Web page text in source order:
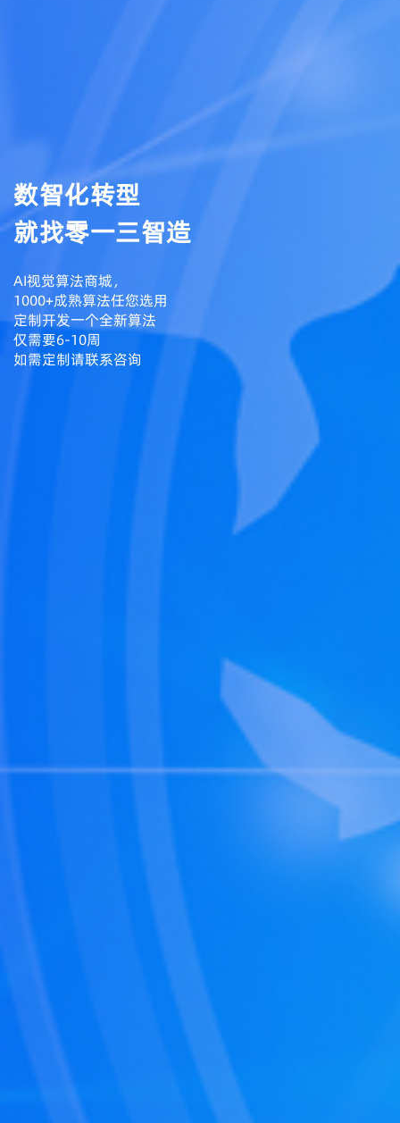
数智化转型
就找零一三智造
AI视觉算法商城，
1000+成熟算法任您选用
定制开发一个全新算法
仅需要6-10周
如需定制请联系咨询